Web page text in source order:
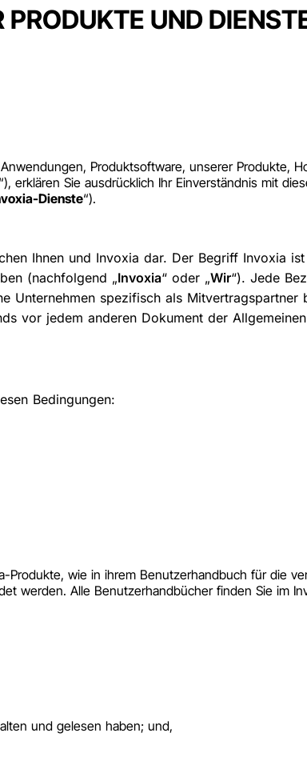
UND
Produktsoftware, unserer Produkte,
“), erklären Sie ausdrücklich Ihr Einverständnis mit
Dienste“).
Ihnen und Invoxia dar. Der Begriff Invoxia
(nachfolgend „Invoxia“ oder „Wir“). Jede
spezifisch als Mitvertragspartner
vor jedem anderen Dokument der
Bedingungen:
wie in ihrem Benutzerhandbuch für die
werden. Alle Benutzerhandbücher finden Sie im
und gelesen haben; und,